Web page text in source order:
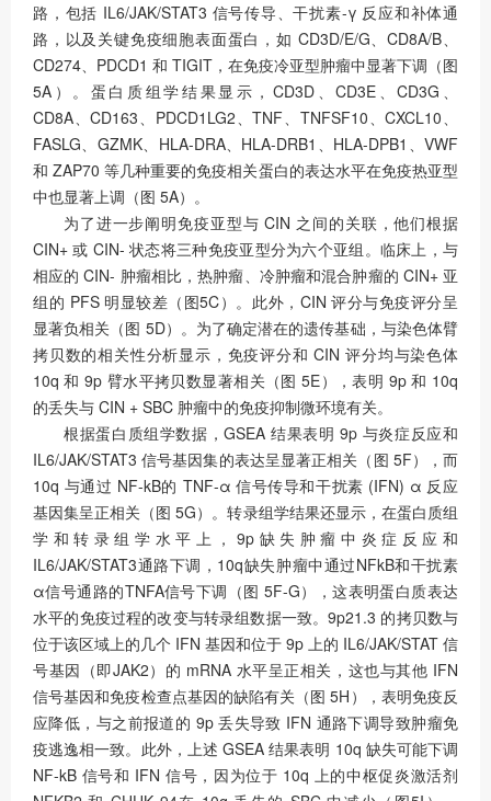
路，包括 IL6/JAK/STAT3 信号传导、干扰素-γ 反应和补体通
路，以及关键免疫细胞表面蛋白，如 CD3D/E/G、CD8A/B、
CD274、PDCD1 和 TIGIT，在免疫冷亚型肿瘤中显著下调（图
5A）。蛋白质组学结果显示，CD3D、CD3E、CD3G、
CD8A、CD163、PDCD1LG2、TNF、TNFSF10、CXCL10、
FASLG、GZMK、HLA-DRA、HLA-DRB1、HLA-DPB1、VWF
和 ZAP70 等几种重要的免疫相关蛋白的表达水平在免疫热亚型
中也显著上调（图 5A）。
为了进一步阐明免疫亚型与 CIN 之间的关联，他们根据
CIN+ 或 CIN- 状态将三种免疫亚型分为六个亚组。临床上，与
相应的 CIN- 肿瘤相比，热肿瘤、冷肿瘤和混合肿瘤的 CIN+ 亚
组的 PFS 明显较差（图5C）。此外，CIN 评分与免疫评分呈
显著负相关（图 5D）。为了确定潜在的遗传基础，与染色体臂
拷贝数的相关性分析显示，免疫评分和 CIN 评分均与染色体
10q 和 9p 臂水平拷贝数显著相关（图 5E），表明 9p 和 10q
的丢失与 CIN + SBC 肿瘤中的免疫抑制微环境有关。
根据蛋白质组学数据，GSEA 结果表明 9p 与炎症反应和
IL6/JAK/STAT3 信号基因集的表达呈显著正相关（图 5F），而
10q 与通过 NF-kB的 TNF-α 信号传导和干扰素 (IFN) α 反应
基因集呈正相关（图 5G）。转录组学结果还显示，在蛋白质组
学和转录组学水平上，9p缺失肿瘤中炎症反应和
IL6/JAK/STAT3通路下调，10q缺失肿瘤中通过NFkB和干扰素
α信号通路的TNFA信号下调（图 5F-G），这表明蛋白质表达
水平的免疫过程的改变与转录组数据一致。9p21.3 的拷贝数与
位于该区域上的几个 IFN 基因和位于 9p 上的 IL6/JAK/STAT 信
号基因（即JAK2）的 mRNA 水平呈正相关，这也与其他 IFN
信号基因和免疫检查点基因的缺陷有关（图 5H），表明免疫反
应降低，与之前报道的 9p 丢失导致 IFN 通路下调导致肿瘤免
疫逃逸相一致。此外，上述 GSEA 结果表明 10q 缺失可能下调
NF-kB 信号和 IFN 信号，因为位于 10q 上的中枢促炎激活剂